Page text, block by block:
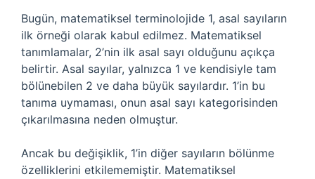
Bugün, matematiksel terminolojide 1, asal sayıların
ilk örneği olarak kabul edilmez. Matematiksel
tanımlamalar, 2’nin ilk asal sayı olduğunu açıkça
belirtir. Asal sayılar, yalnızca 1 ve kendisiyle tam
bölünebilen 2 ve daha büyük sayılardır. 1’in bu
tanıma uymaması, onun asal sayı kategorisinden
çıkarılmasına neden olmuştur.
Ancak bu değişiklik, 1’in diğer sayıların bölünme
özelliklerini etkilememiştir. Matematiksel